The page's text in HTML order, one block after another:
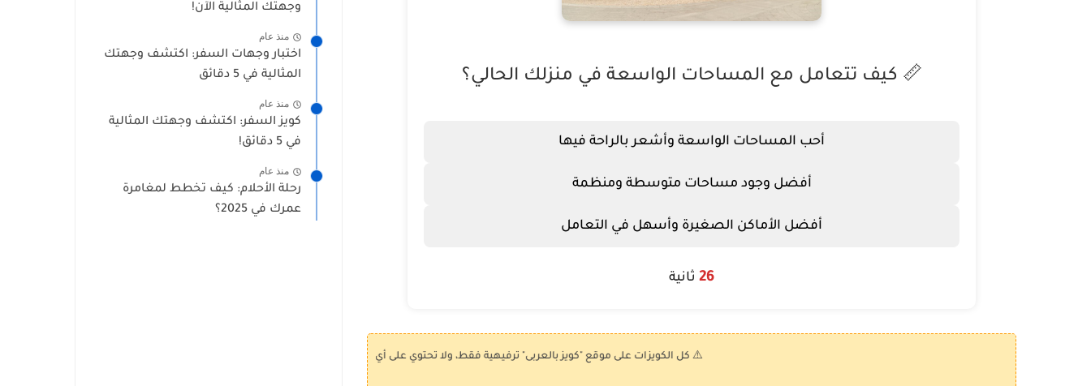
📏 كيف تتعامل مع المساحات الواسعة في منزلك الحالي؟
أحب المساحات الواسعة وأشعر بالراحة فيها
أفضل وجود مساحات متوسطة ومنظمة
أفضل الأماكن الصغيرة وأسهل في التعامل
25 ثانية
⚠️ كل الكويزات على موقع "كويز بالعربى" ترفيهية فقط، ولا تحتوي على أي وعود بالفوز أو الجوائز المادية.
وجهتك المثالية الآن!
منذ عام
اختبار وجهات السفر: اكتشف وجهتك
المثالية في 5 دقائق
منذ عام
كويز السفر: اكتشف وجهتك المثالية
في 5 دقائق!
منذ عام
رحلة الأحلام: كيف تخطط لمغامرة
عمرك في 2025؟